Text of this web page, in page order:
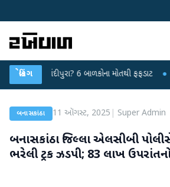
બ્રેકિંગ
કે ચાંદીપુરા? 6 બાળકોના મોતથી ફફડાટ ●
બનાસકાંઠા 11 ઑગસ્ટ, 2025 Super Admin
બનાસકાંઠા જિલ્લા એલસીબી
ભરેલી ટ્રક ઝડપી; 83 લાખ